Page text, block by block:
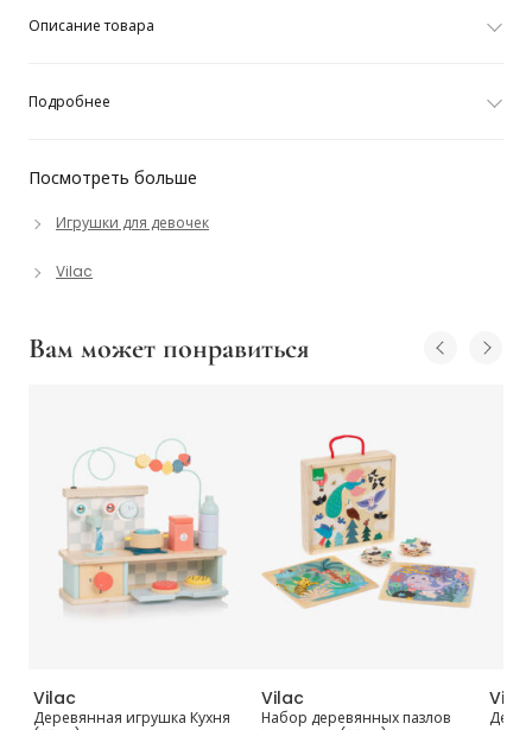
Посмотреть больше
Игрушки для девочек
Vilac
Описание товара
Подробнее
Вам может понравиться
Vilac
Деревянная игрушка Кухня
Vilac
Набор деревянных пазлов
Vilac